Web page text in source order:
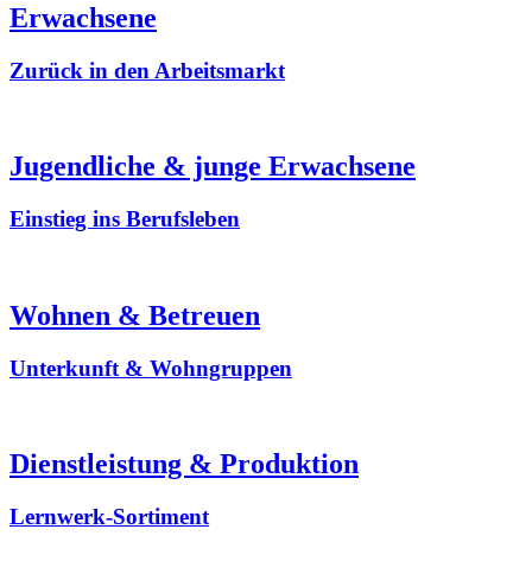
Erwachsene
Zurück in den Arbeitsmarkt
Jugendliche & junge Erwachsene
Einstieg ins Berufsleben
Wohnen & Betreuen
Unterkunft & Wohngruppen
Dienstleistung & Produktion
Lernwerk-Sortiment